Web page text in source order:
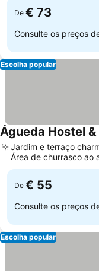
De € 73
Consulte os preços
Escolha popular
Águeda Hostel
Jardim e terraço
Área de churrasco ao
De € 55
Consulte os preços
Escolha popular